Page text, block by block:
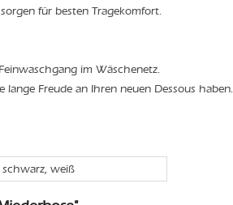
für besten Tragekomfort.
im Wäschenetz.
Freude an Ihren neuen Dessous haben.
weiß